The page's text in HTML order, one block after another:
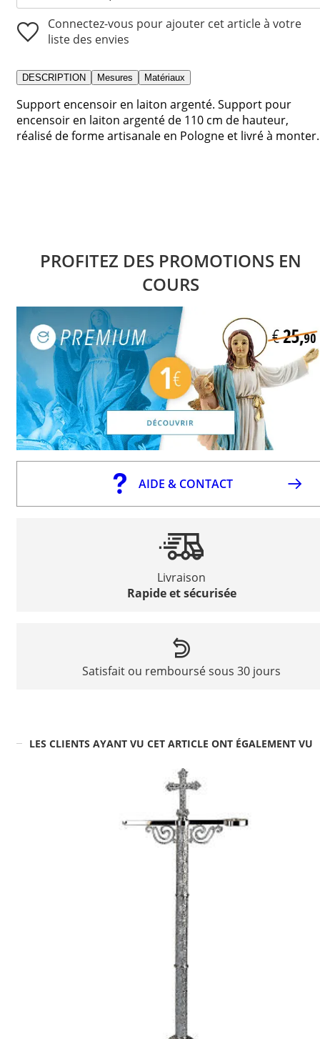
Connectez-vous pour ajouter cet article à votre
liste des envies
DESCRIPTION Mesures Matériaux
Support encensoir en laiton argenté. Support pour
encensoir en laiton argenté de 110 cm de hauteur,
réalisé de forme artisanale en Pologne et livré à monter.
PROFITEZ DES PROMOTIONS EN
COURS
AIDE & CONTACT
Livraison
Rapide et sécurisée
Satisfait ou remboursé sous 30 jours
LES CLIENTS AYANT VU CET ARTICLE ONT ÉGALEMENT VU